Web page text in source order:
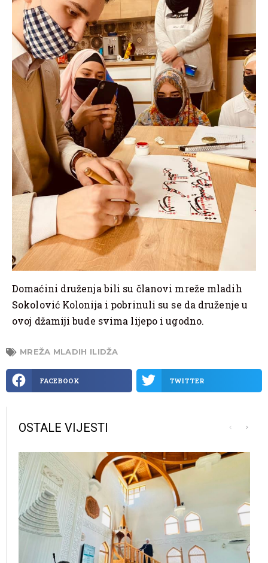
Domaćini druženja bili su članovi mreže mladih
Sokolović Kolonija i pobrinuli su se da druženje u
ovoj džamiji bude svima lijepo i ugodno.
MREŽA MLADIH ILIDŽA
FACEBOOK TWITTER
OSTALE VIJESTI